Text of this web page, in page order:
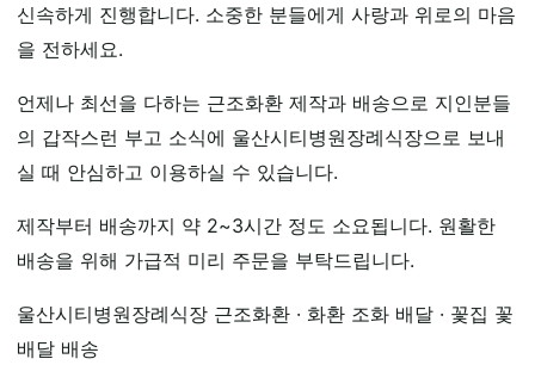
신속하게 진행합니다. 소중한 분들에게 사랑과 위로의 마음
을 전하세요.
언제나 최선을 다하는 근조화환 제작과 배송으로 지인분들
의 갑작스런 부고 소식에 울산시티병원장례식장으로 보내
실 때 안심하고 이용하실 수 있습니다.
제작부터 배송까지 약 2~3시간 정도 소요됩니다. 원활한
배송을 위해 가급적 미리 주문을 부탁드립니다.
울산시티병원장례식장 근조화환 · 화환 조화 배달 · 꽃집 꽃
배달 배송